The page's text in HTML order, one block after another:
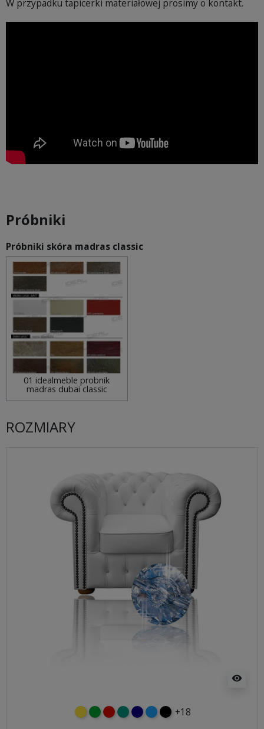
W przypadku tapicerki materiałowej prosimy o kontakt.
Próbniki
Próbniki skóra madras classic
01 idealmeble probnik
madras dubai classic
ROZMIARY
visibility
żółtyzielonyczerwony
turkusowy
granatowy
niebieski
czarny
+18